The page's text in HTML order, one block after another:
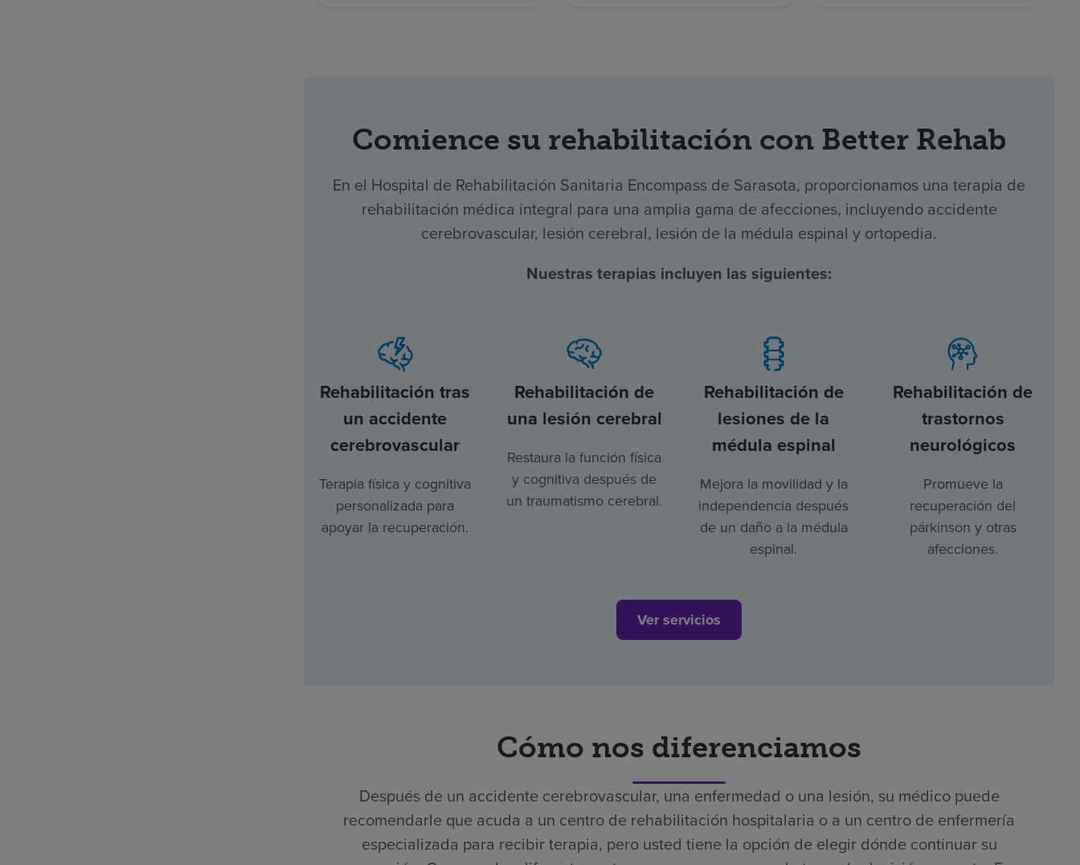
Comience su rehabilitación con Better Rehab
En el Hospital de Rehabilitación Sanitaria Encompass de Sarasota, proporcionamos una terapia de
rehabilitación médica integral para una amplia gama de afecciones, incluyendo accidente
cerebrovascular, lesión cerebral, lesión de la médula espinal y ortopedia.
Nuestras terapias incluyen las siguientes:
Rehabilitación tras
un accidente
cerebrovascular
Terapia física y cognitiva
personalizada para
apoyar la recuperación.
Rehabilitación de
una lesión cerebral
Restaura la función física
y cognitiva después de
un traumatismo cerebral.
Rehabilitación de
lesiones de la
médula espinal
Mejora la movilidad y la
independencia después
de un daño a la médula
espinal.
Rehabilitación de
trastornos
neurológicos
Promueve la
recuperación del
párkinson y otras
afecciones.
Ver servicios
Cómo nos diferenciamos
Después de un accidente cerebrovascular, una enfermedad o una lesión, su médico puede
recomendarle que acuda a un centro de rehabilitación hospitalaria o a un centro de enfermería
especializada para recibir terapia, pero usted tiene la opción de elegir dónde continuar su